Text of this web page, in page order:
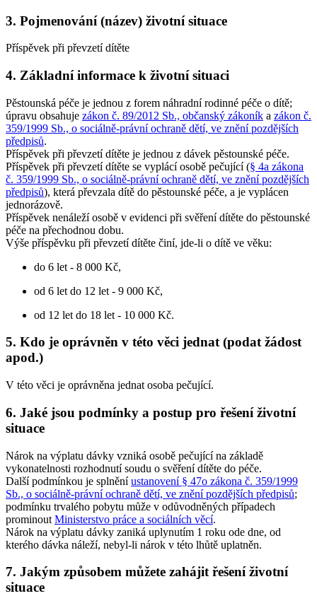
3. Pojmenování (název) životní situace
Příspěvek při převzetí dítěte
4. Základní informace k životní situaci
Pěstounská péče je jednou z forem náhradní rodinné péče o dítě;
úpravu obsahuje zákon č. 89/2012 Sb., občanský zákoník a zákon č.
359/1999 Sb., o sociálně-právní ochraně dětí, ve znění pozdějších
předpisů.
Příspěvek při převzetí dítěte je jednou z dávek pěstounské péče.
Příspěvek při převzetí dítěte se vyplácí osobě pečující (§ 4a zákona
č. 359/1999 Sb., o sociálně-právní ochraně dětí, ve znění pozdějších
předpisů), která převzala dítě do pěstounské péče, a je vyplácen
jednorázově.
Příspěvek nenáleží osobě v evidenci při svěření dítěte do pěstounské
péče na přechodnou dobu.
Výše příspěvku při převzetí dítěte činí, jde-li o dítě ve věku:
do 6 let - 8 000 Kč,
od 6 let do 12 let - 9 000 Kč,
od 12 let do 18 let - 10 000 Kč.
5. Kdo je oprávněn v této věci jednat (podat žádost
apod.)
V této věci je oprávněna jednat osoba pečující.
6. Jaké jsou podmínky a postup pro řešení životní
situace
Nárok na výplatu dávky vzniká osobě pečující na základě
vykonatelnosti rozhodnutí soudu o svěření dítěte do péče.
Další podmínkou je splněníustanovení § 47o zákona č. 359/1999
Sb., o sociálně-právní ochraně dětí, ve znění pozdějších předpisů;
podmínku trvalého pobytu může v odůvodněných případech
prominout Ministerstvo práce a sociálních věcí.
Nárok na výplatu dávky zaniká uplynutím 1 roku ode dne, od
kterého dávka náleží, nebyl-li nárok v této lhůtě uplatněn.
7. Jakým způsobem můžete zahájit řešení životní
situace